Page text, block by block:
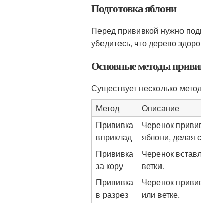
Подготовка яблони
Перед прививкой нужно
убедитесь, что дерево
Основные методы
Существует несколько
Метод
Описание
Прививка
вприклад
Черенок
яблони, делая
Прививка
за кору
Черенок
ветки.
Прививка
в разрез
Черенок
или ветке.